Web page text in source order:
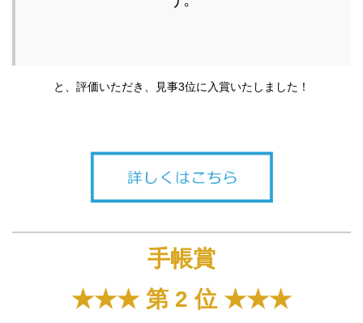
と、評価いただき、見事3位に入賞いたしました！
手帳賞
★★★ 第 2 位 ★★★